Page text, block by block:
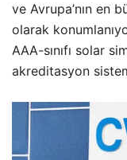
ve Avrupa’nın en
olarak
AAA-sınıfı solar
akreditasyon